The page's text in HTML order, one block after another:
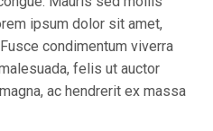
ipsum dolor sit amet,
condimentum viverra
felis ut auctor
ac hendrerit ex massa